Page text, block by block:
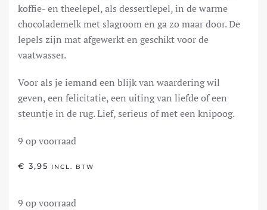
koffie- en theelepel, als dessertlepel, in de warme
chocolademelk met slagroom en ga zo maar door. De
lepels zijn mat afgewerkt en geschikt voor de
vaatwasser.
Voor als je iemand een blijk van waardering wil
geven, een felicitatie, een uiting van liefde of een
steuntje in de rug. Lief, serieus of met een knipoog.
9 op voorraad
€ 3,95 INCL. BTW
9 op voorraad